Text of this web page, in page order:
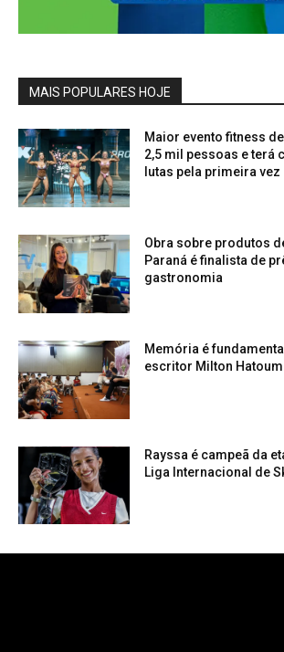
MAIS POPULARES HOJE
Maior evento fitness
2,5 mil pessoas e terá
lutas pela primeira vez
Obra sobre produtos
Paraná é finalista de
gastronomia
Memória é
escritor Milton Hatoum
Rayssa é campeã da
Liga Internacional de